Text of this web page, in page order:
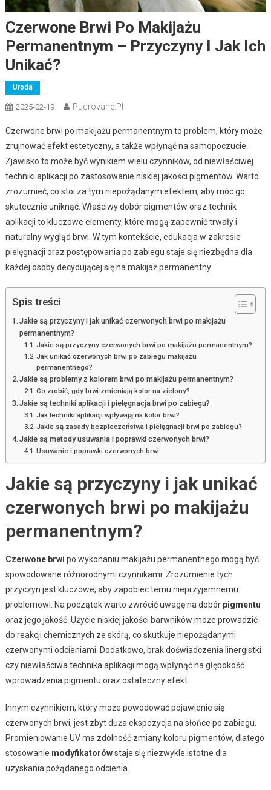
Czerwone Brwi Po Makijażu
Permanentnym – Przyczyny I Jak Ich
Unikać?
Uroda
2025-02-19 Pudrovane.pl
Czerwone brwi po makijażu permanentnym to problem, który może
zrujnować efekt estetyczny, a także wpłynąć na samopoczucie.
Zjawisko to może być wynikiem wielu czynników, od niewłaściwej
techniki aplikacji po zastosowanie niskiej jakości pigmentów. Warto
zrozumieć, co stoi za tym niepożądanym efektem, aby móc go
skutecznie uniknąć. Właściwy dobór pigmentów oraz technik
aplikacji to kluczowe elementy, które mogą zapewnić trwały i
naturalny wygląd brwi. W tym kontekście, edukacja w zakresie
pielęgnacji oraz postępowania po zabiegu staje się niezbędna dla
każdej osoby decydującej się na makijaż permanentny.
Spis treści
Jakie są przyczyny i jak unikać czerwonych brwi po makijażu
permanentnym?
Jakie są przyczyny czerwonych brwi po makijażu permanentnym?
Jak unikać czerwonych brwi po zabiegu makijażu
permanentnego?
Jakie są problemy z kolorem brwi po makijażu permanentnym?
Co zrobić, gdy brwi zmieniają kolor na zielony?
Jakie są techniki aplikacji i pielęgnacja brwi po zabiegu?
Jak techniki aplikacji wpływają na kolor brwi?
Jakie są zasady bezpieczeństwa i pielęgnacji brwi po zabiegu?
Jakie są metody usuwania i poprawki czerwonych brwi?
Usuwanie i poprawki czerwonych brwi
Jakie są przyczyny i jak unikać
czerwonych brwi po makijażu
permanentnym?
Czerwone brwi po wykonaniu makijażu permanentnego mogą być
spowodowane różnorodnymi czynnikami. Zrozumienie tych
przyczyn jest kluczowe, aby zapobiec temu nieprzyjemnemu
problemowi. Na początek warto zwrócić uwagę na dobór pigmentu
oraz jego jakość. Użycie niskiej jakości barwników może prowadzić
do reakcji chemicznych ze skórą, co skutkuje niepożądanymi
czerwonymi odcieniami. Dodatkowo, brak doświadczenia linergistki
czy niewłaściwa technika aplikacji mogą wpłynąć na głębokość
wprowadzenia pigmentu oraz ostateczny efekt.
Innym czynnikiem, który może powodować pojawienie się
czerwonych brwi, jest zbyt duża ekspozycja na słońce po zabiegu.
Promieniowanie UV ma zdolność zmiany koloru pigmentów, dlatego
stosowanie modyfikatorówstaje się niezwykle istotne dla
uzyskania pożądanego odcienia.